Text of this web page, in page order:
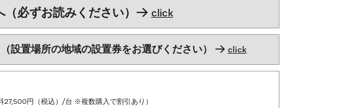
必ずお読みください） → click
設置場所の地域の設置券をお選びください） → click
27,500円（税込）/台 ※複数購入で割引あり）